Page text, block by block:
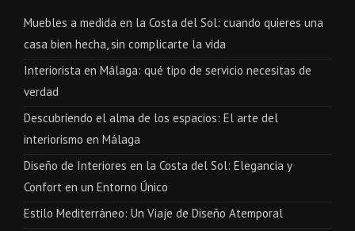
Muebles a medida en la Costa del Sol: cuando quieres una
casa bien hecha, sin complicarte la vida
Interiorista en Málaga: qué tipo de servicio necesitas de
verdad
Descubriendo el alma de los espacios: El arte del
interiorismo en Málaga
Diseño de Interiores en la Costa del Sol: Elegancia y
Confort en un Entorno Único
Estilo Mediterráneo: Un Viaje de Diseño Atemporal